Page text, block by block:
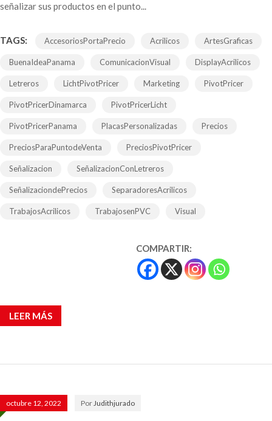
señalizar sus productos en el punto...
TAGS: AccesoriosPortaPrecio Acrilicos ArtesGraficas
BuenaIdeaPanama ComunicacionVisual DisplayAcrilicos
Letreros LichtPivotPricer Marketing PivotPricer
PivotPricerDinamarca PivotPricerLicht
PivotPricerPanama PlacasPersonalizadas Precios
PreciosParaPuntodeVenta PreciosPivotPricer
Señalizacion SeñalizacionConLetreros
SeñalizaciondePrecios SeparadoresAcrilicos
TrabajosAcrilicos TrabajosenPVC Visual
COMPARTIR:
LEER MÁS
octubre 12, 2022 PorJudithjurado